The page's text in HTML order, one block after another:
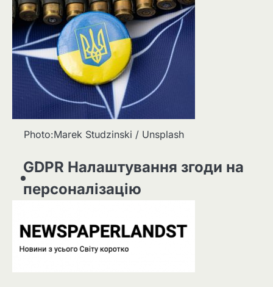
Photo:Marek Studzinski / Unsplash
GDPR Налаштування згоди на
персоналізацію